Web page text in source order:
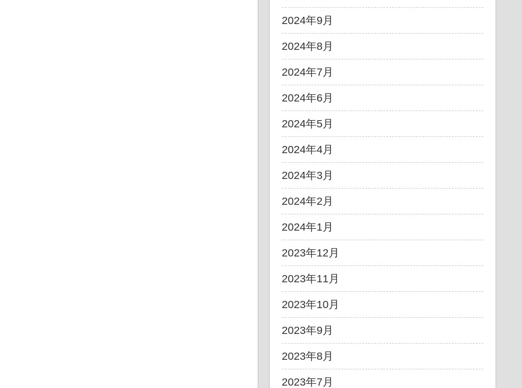
2024年9月
2024年8月
2024年7月
2024年6月
2024年5月
2024年4月
2024年3月
2024年2月
2024年1月
2023年12月
2023年11月
2023年10月
2023年9月
2023年8月
2023年7月